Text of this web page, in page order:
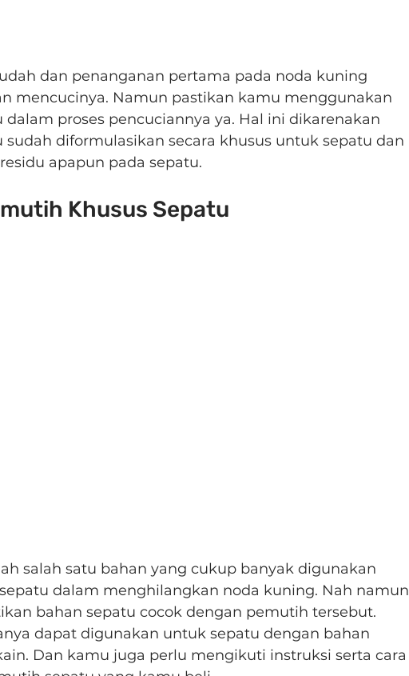
dan penanganan pertama pada noda kuning
mencucinya. Namun pastikan kamu menggunakan
dalam proses pencuciannya ya. Hal ini dikarenakan
sudah diformulasikan secara khusus untuk sepatu dan
apapun pada sepatu.
Khusus Sepatu
salah satu bahan yang cukup banyak digunakan
dalam menghilangkan noda kuning. Nah namun
bahan sepatu cocok dengan pemutih tersebut.
dapat digunakan untuk sepatu dengan bahan
Dan kamu juga perlu mengikuti instruksi serta cara